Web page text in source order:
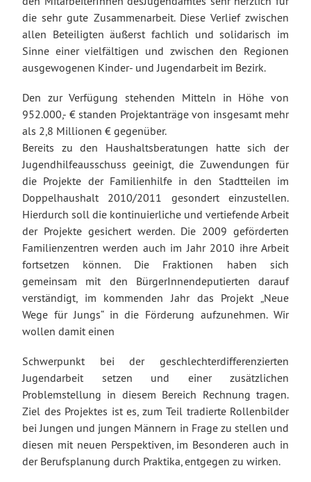
die sehr gute Zusammenarbeit. Diese Verlief zwischen
allen Beteiligten äußerst fachlich und solidarisch im
Sinne einer vielfältigen und zwischen den Regionen
ausgewogenen Kinder- und Jugendarbeit im Bezirk.
Den zur Verfügung stehenden Mitteln in Höhe von
952.000,- € standen Projektanträge von insgesamt mehr
als 2,8 Millionen € gegenüber.
Bereits zu den Haushaltsberatungen hatte sich der
Jugendhilfeausschuss geeinigt, die Zuwendungen für
die Projekte der Familienhilfe in den Stadtteilen im
Doppelhaushalt 2010/2011 gesondert einzustellen.
Hierdurch soll die kontinuierliche und vertiefende Arbeit
der Projekte gesichert werden. Die 2009 geförderten
Familienzentren werden auch im Jahr 2010 ihre Arbeit
fortsetzen können. Die Fraktionen haben sich
gemeinsam mit den BürgerInnendeputierten darauf
verständigt, im kommenden Jahr das Projekt „Neue
Wege für Jungs“ in die Förderung aufzunehmen. Wir
wollen damit einen
Schwerpunkt bei der geschlechterdifferenzierten
Jugendarbeit setzen und einer zusätzlichen
Problemstellung in diesem Bereich Rechnung tragen.
Ziel des Projektes ist es, zum Teil tradierte Rollenbilder
bei Jungen und jungen Männern in Frage zu stellen und
diesen mit neuen Perspektiven, im Besonderen auch in
der Berufsplanung durch Praktika, entgegen zu wirken.